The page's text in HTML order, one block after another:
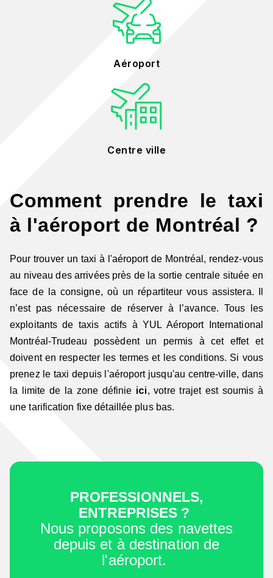
Aéroport
Centre ville
Comment prendre le taxi
à l'aéroport de Montréal ?
Pour trouver un taxi à l'aéroport de Montréal, rendez-vous
au niveau des arrivées près de la sortie centrale située en
face de la consigne, où un répartiteur vous assistera. Il
n’est pas nécessaire de réserver à l’avance. Tous les
exploitants de taxis actifs à YUL Aéroport International
Montréal-Trudeau possèdent un permis à cet effet et
doivent en respecter les termes et les conditions. Si vous
prenez le taxi depuis l'aéroport jusqu'au centre-ville, dans
la limite de la zone définie ici, votre trajet est soumis à
une tarification fixe détaillée plus bas.
PROFESSIONNELS,
ENTREPRISES ?
Nous proposons des navettes
depuis et à destination de
l'aéroport.